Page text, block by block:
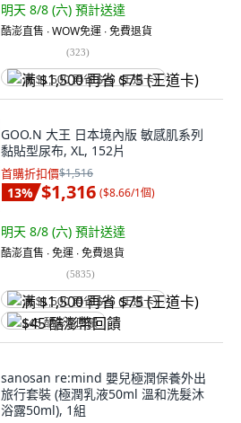
明天 8/8 (六) 預計送達
酷澎直售 ∙ WOW免運 ∙ 免費退貨
(323)
满 $1,500 再省 $75 (王道卡)
GOO.N 大王 日本境內版 敏感肌系列
黏貼型尿布, XL, 152片
首購折扣價$1,516
13% $1,316 ($8.66/1個)
明天 8/8 (六) 預計送達
酷澎直售 ∙ 免運 ∙ 免費退貨
(5835)
满 $1,500 再省 $75 (王道卡)
$45 酷澎幣回饋
sanosan re:mind 嬰兒極潤保養外出
旅行套裝 (極潤乳液50ml 溫和洗髮沐
浴露50ml), 1組